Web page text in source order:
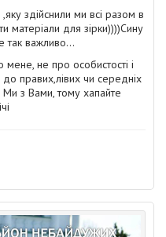
здійснили ми всі разом в
матеріали для зірки))))Сину
так важливо...
мене, не про особистості і
правих,лівих чи середніх
Ми з Вами, тому хапайте